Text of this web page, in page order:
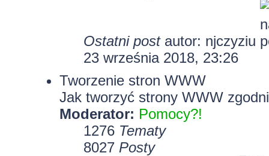
Ostatni postautor: njczyziu
23 września 2018, 23:26
Tworzenie stron WWW
Jak tworzyć strony WWW
Moderator: Pomocy?!
1276 Tematy
8027 Posty